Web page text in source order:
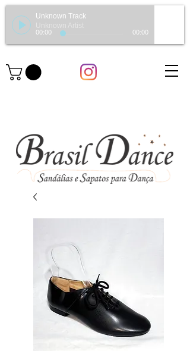
Unknown Track
Unknown Artist
00:00 00:00